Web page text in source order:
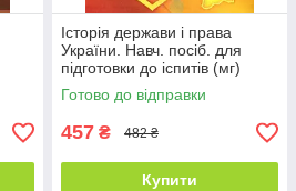
Історія держави і права
України. Навч. посіб. для
підготовки до іспитів (мг)
Готово до відправки
457 ₴ 482 ₴
Купити